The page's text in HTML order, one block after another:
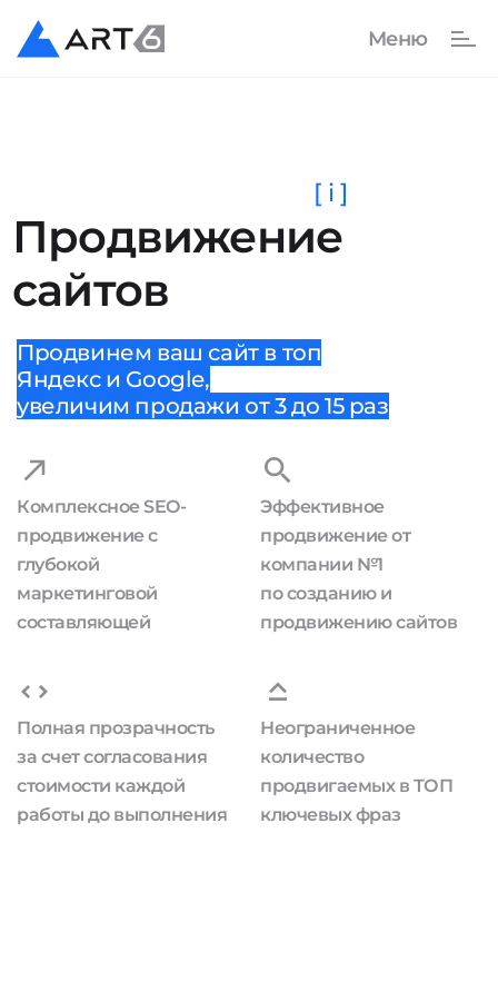
Продвижение
сайтов
[ i ]
Продвинем ваш сайт в топ
Яндекс и Google,
увеличим продажи от 3 до 15 раз
Комплексное SEO-
продвижение с
глубокой
маркетинговой
составляющей
Эффективное
продвижение от
компании №1
по созданию и
продвижению сайтов
Полная прозрачность
за счет согласования
стоимости каждой
работы до выполнения
Неограниченное
количество
продвигаемых в ТОП
ключевых фраз